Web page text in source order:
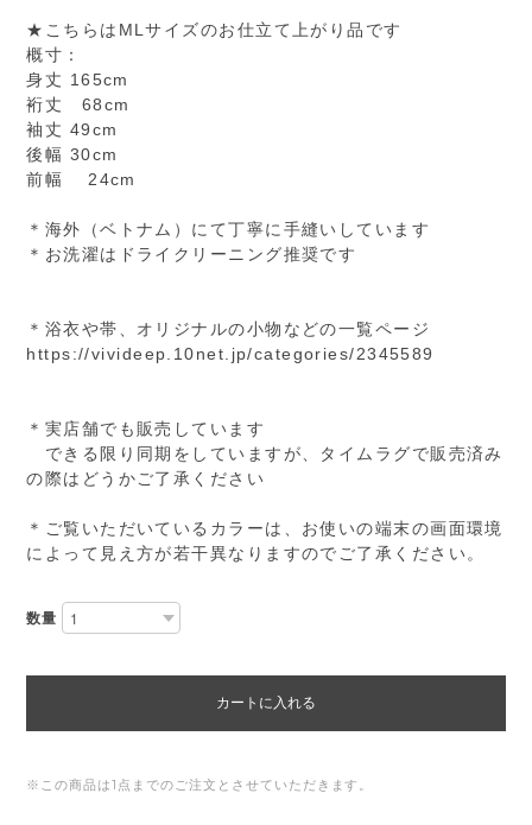
★こちらはMLサイズのお仕立て上がり品です
概寸：
身丈 165cm
裄丈 68cm
袖丈 49cm
後幅 30cm
前幅 24cm
＊海外（ベトナム）にて丁寧に手縫いしています
＊お洗濯はドライクリーニング推奨です
＊浴衣や帯、オリジナルの小物などの一覧ページ
https://vivideep.10net.jp/categories/2345589
＊実店舗でも販売しています
できる限り同期をしていますが、タイムラグで販売済み
の際はどうかご了承ください
＊ご覧いただいているカラーは、お使いの端末の画面環境
によって見え方が若干異なりますのでご了承ください。
数量
カートに入れる
※この商品は1点までのご注文とさせていただきます。